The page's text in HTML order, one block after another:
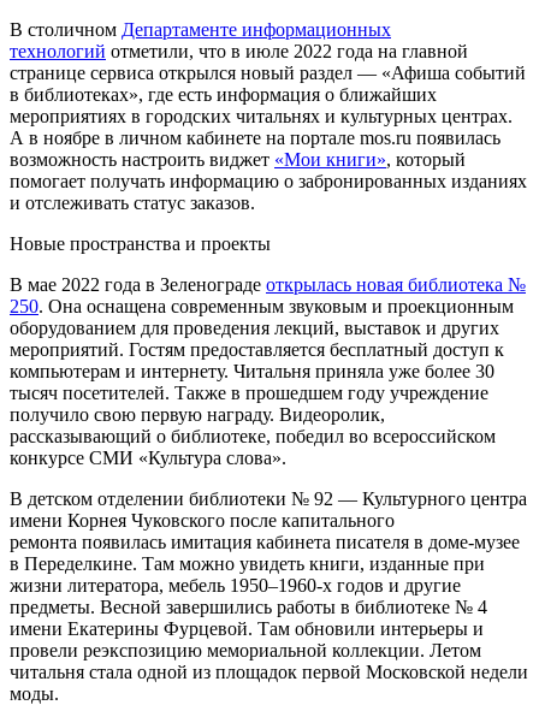
В столичном Департаменте информационных
технологий отметили, что в июле 2022 года на главной
странице сервиса открылся новый раздел — «Афиша событий
в библиотеках», где есть информация о ближайших
мероприятиях в городских читальнях и культурных центрах.
А в ноябре в личном кабинете на портале mos.ru появилась
возможность настроить виджет «Мои книги», который
помогает получать информацию о забронированных изданиях
и отслеживать статус заказов.
Новые пространства и проекты
В мае 2022 года в Зеленограде открылась новая библиотека №
250. Она оснащена современным звуковым и проекционным
оборудованием для проведения лекций, выставок и других
мероприятий. Гостям предоставляется бесплатный доступ к
компьютерам и интернету. Читальня приняла уже более 30
тысяч посетителей. Также в прошедшем году учреждение
получило свою первую награду. Видеоролик,
рассказывающий о библиотеке, победил во всероссийском
конкурсе СМИ «Культура слова».
В детском отделении библиотеки № 92 — Культурного центра
имени Корнея Чуковского после капитального
ремонта появилась имитация кабинета писателя в доме-музее
в Переделкине. Там можно увидеть книги, изданные при
жизни литератора, мебель 1950–1960-х годов и другие
предметы. Весной завершились работы в библиотеке № 4
имени Екатерины Фурцевой. Там обновили интерьеры и
провели реэкспозицию мемориальной коллекции. Летом
читальня стала одной из площадок первой Московской недели
моды.